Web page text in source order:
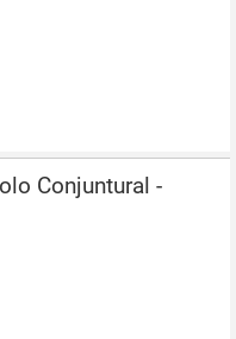
Conjuntural -